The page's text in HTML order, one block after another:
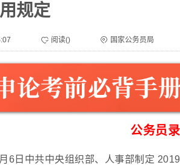
规定
阅读() 国家公务员局
公务员
6日中共中央组织部、人事部制定